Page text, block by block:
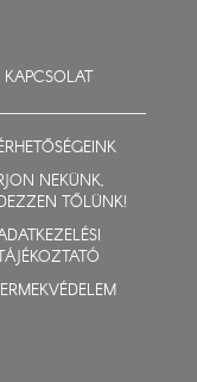
KAPCSOLAT
NEKÜNK,
TŐLÜNK!